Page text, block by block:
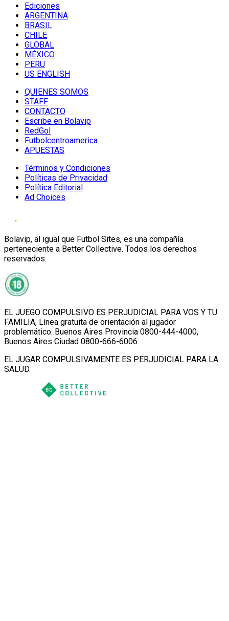
Ediciones
ARGENTINA
BRASIL
CHILE
GLOBAL
MÉXICO
PERU
US ENGLISH
QUIENES SOMOS
STAFF
CONTACTO
Escribe en Bolavip
RedGol
Futbolcentroamerica
APUESTAS
Términos y Condiciones
Políticas de Privacidad
Política Editorial
Ad Choices
Bolavip, al igual que Futbol Sites, es una compañía
perteneciente a Better Collective. Todos los derechos
reservados.
EL JUEGO COMPULSIVO ES PERJUDICIAL PARA VOS Y TU
FAMILIA, Línea gratuita de orientación al jugador
problemático: Buenos Aires Provincia 0800-444-4000,
Buenos Aires Ciudad 0800-666-6006
EL JUGAR COMPULSIVAMENTE ES PERJUDICIAL PARA LA
SALUD.